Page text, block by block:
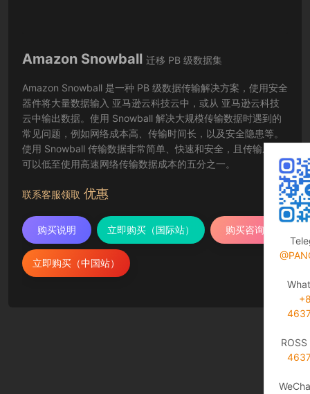
Amazon Snowball 迁移 PB 级数据集
Amazon Snowball 是一种 PB 级数据传输解决方案，使用安全
器件将大量数据输入 亚马逊云科技云中，或从 亚马逊云科技
云中输出数据。使用 Snowball 解决大规模传输数据时遇到的
常见问题，例如网络成本高、传输时间长，以及安全隐患等。
使用 Snowball 传输数据非常简单、快速和安全，且传输成本
可以低至使用高速网络传输数据成本的五分之一。
联系客服领取 优惠
购买说明 立即购买（国际站） 购买咨询
立即购买（中国站）